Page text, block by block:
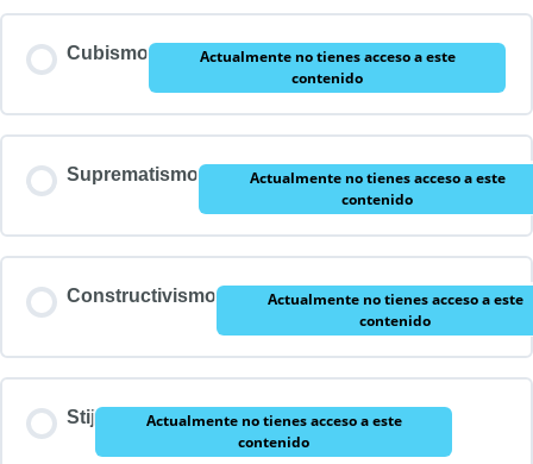
Cubismo
Actualmente no tienes acceso a este
contenido
Suprematismo
Actualmente no tienes acceso a este
contenido
Constructivismo
Actualmente no tienes acceso a este
contenido
Stij
Actualmente no tienes acceso a este
contenido